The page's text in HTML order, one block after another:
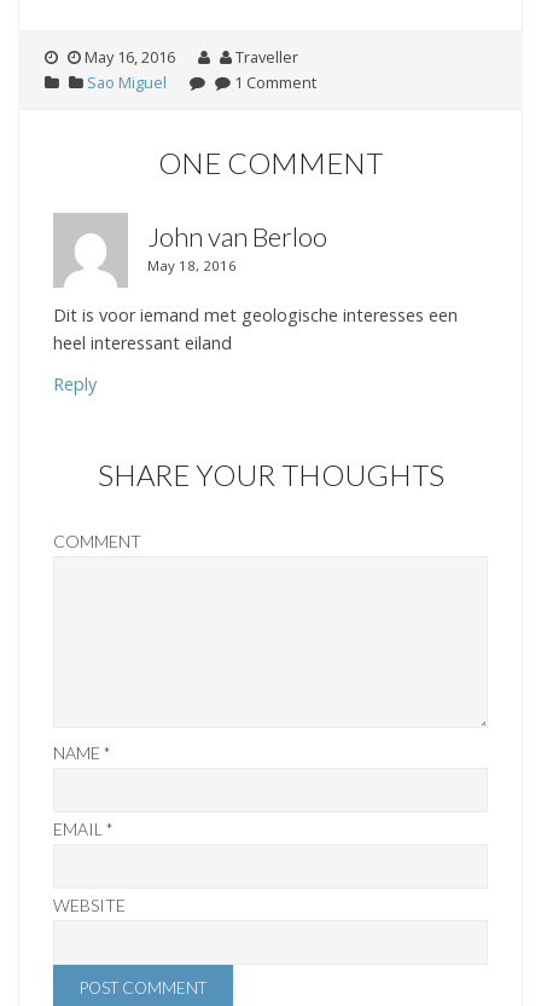
May 16, 2016
Traveller
Sao Miguel
1 Comment
ONE COMMENT
John van Berloo
May 18, 2016
Dit is voor iemand met geologische interesses een
heel interessant eiland
Reply
SHARE YOUR THOUGHTS
COMMENT
NAME *
EMAIL *
WEBSITE